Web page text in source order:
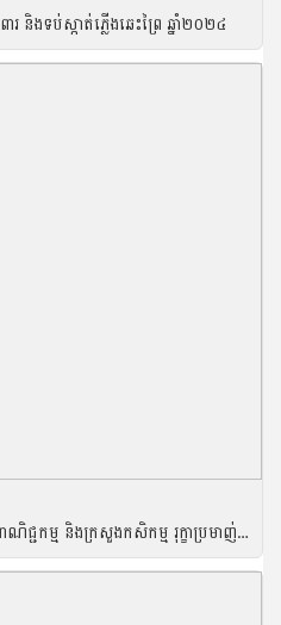
រ និងទប់ស្កាត់ភ្លើងឆេះព្រៃ ឆ្នាំ២០២៤
សេចក្តីប្រកាសជូនដំណឹងរបស់ក្រសួងពាណិជ្ជកម្ម និងក្រសួងកសិកម្ម រុក្ខាប្រមាញ់ និងនេសាទ អំពីវិធានការហាមឃាត់ការនាំចូលជាបណ្តោះអាសន្ន នូវគ្រឿងក្នុង និងបំណែកសាច់បង្កក